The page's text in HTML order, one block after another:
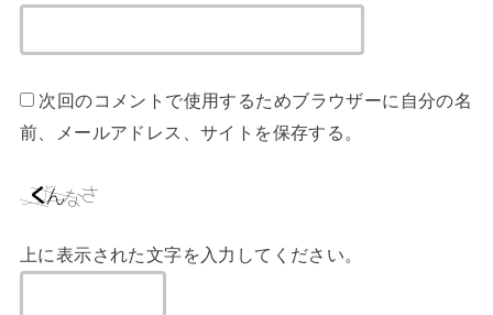
次回のコメントで使用するためブラウザーに自分の名
前、メールアドレス、サイトを保存する。
上に表示された文字を入力してください。